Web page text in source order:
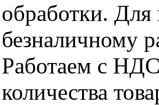
обработки. Для
безналичному
Работаем с
количества